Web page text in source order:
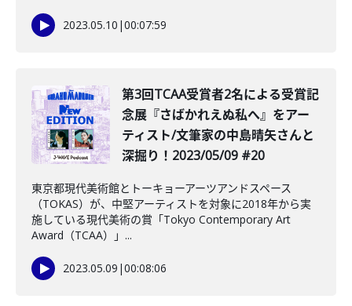
2023.05.10 |00:07:59
第3回TCAA受賞者2名による受賞記
念展『さばかれえぬ私へ』をアー
ティスト/文筆家の中島晴矢さんと
深掘り！2023/05/09 #20
東京都現代美術館とトーキョーアーツアンドスペース
（TOKAS）が、中堅アーティストを対象に2018年から実
施している現代美術の賞「Tokyo Contemporary Art
Award（TCAA）」...
2023.05.09 |00:08:06